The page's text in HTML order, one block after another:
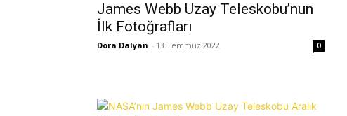
James Webb Uzay Teleskobu’nun
İlk Fotoğrafları
Dora Dalyan - 13 Temmuz 2022 0